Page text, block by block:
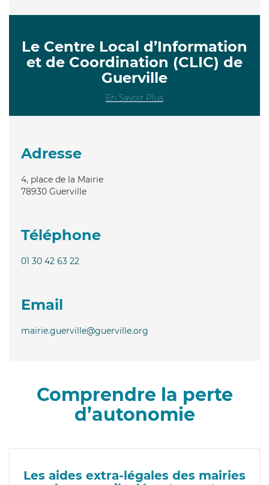
Le Centre Local d’Information
et de Coordination (CLIC) de
Guerville
En Savoir Plus
Adresse
4, place de la Mairie
78930 Guerville
Téléphone
01 30 42 63 22
Email
mairie.guerville@guerville.org
Comprendre la perte
d’autonomie
Les aides extra-légales des mairies